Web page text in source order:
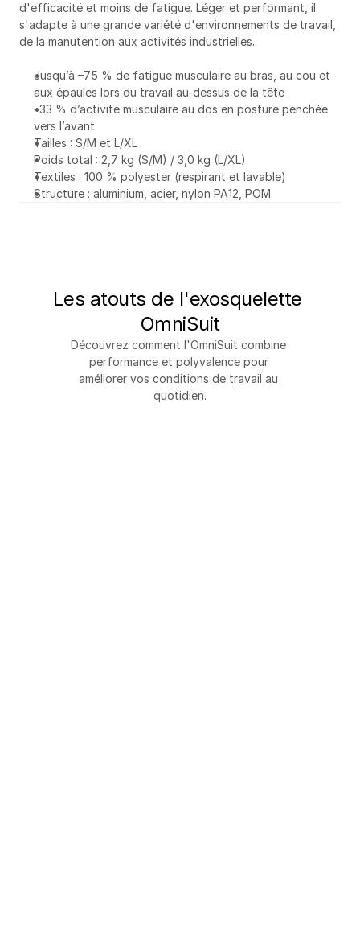
d'efficacité et moins de fatigue. Léger et performant, il
s'adapte à une grande variété d'environnements de travail,
de la manutention aux activités industrielles.
Jusqu’à –75 % de fatigue musculaire au bras, au cou et
aux épaules lors du travail au-dessus de la tête
–33 % d’activité musculaire au dos en posture penchée
vers l’avant
Tailles : S/M et L/XL
Poids total : 2,7 kg (S/M) / 3,0 kg (L/XL)
Textiles : 100 % polyester (respirant et lavable)
Structure : aluminium, acier, nylon PA12, POM
Les atouts de l'exosquelette
OmniSuit
Découvrez comment l'OmniSuit combine
performance et polyvalence pour
améliorer vos conditions de travail au
quotidien.